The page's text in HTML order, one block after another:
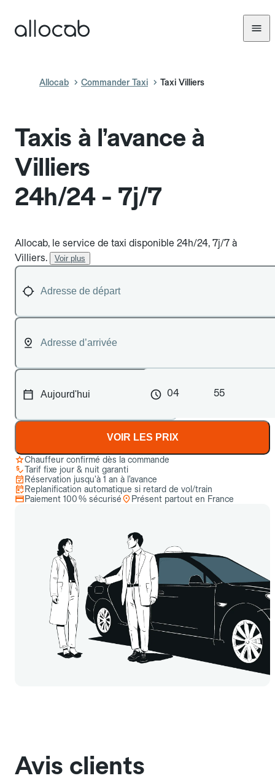
Allocab Commander Taxi Taxi Villiers
Taxis à l’avance à
Villiers
24h/24 - 7j/7
Allocab, le service de taxi disponible 24h/24, 7j/7 à
Villiers.
Voir plus
04 55
VOIR LES PRIX
Chauffeur confirmé dès la commande
Tarif fixe jour & nuit garanti
Réservation jusqu’à 1 an à l’avance
Replanification automatique si retard de vol/train
Paiement 100 % sécurisé
Présent partout en France
Avis clients